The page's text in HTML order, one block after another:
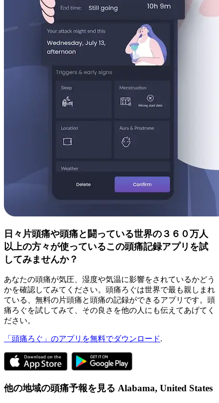
日々片頭痛や頭痛と闘っている世界の３６０万人
以上の方々が使っているこの頭痛記録アプリを試
してみませんか？
あなたの頭痛が気圧、湿度や気温に影響をされているかどう
かを確認してみてください。頭痛ろぐは世界で最も親しまれ
ている、無料の片頭痛と頭痛の記録ができるアプリです。頭
痛ろぐを試してみて、その良さを他の人にも伝えてあげてく
ださい。
「頭痛ろぐ」のアプリを無料でダウンロード.
他の地域の頭痛予報を見る Alabama, United States